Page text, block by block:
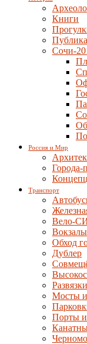
Книги
Сочи-
Россия и Мир
Города-
Транспорт
Вело-
Вокзалы
Обход
Дублер
Мосты
Порты